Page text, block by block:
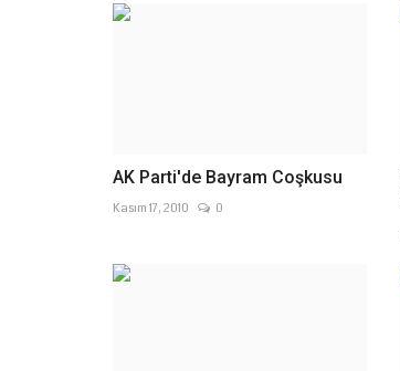
AK Parti'de Bayram Coşkusu
Kasım 17, 2010 0